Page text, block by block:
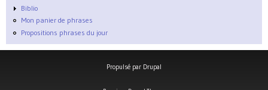
Biblio
Mon panier de phrases
Propositions phrases du jour
Propulsé par Drupal